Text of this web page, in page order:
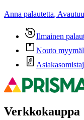
Anna palautetta,
Ilmainen
Nouto
Verkkokauppa